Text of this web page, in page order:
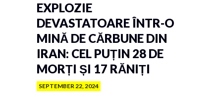
EXPLOZIE
DEVASTATOARE ÎNTR-O
MINĂ DE CĂRBUNE DIN
IRAN: CEL PUȚIN 28 DE
MORȚI ȘI 17 RĂNIȚI
SEPTEMBER 22, 2024